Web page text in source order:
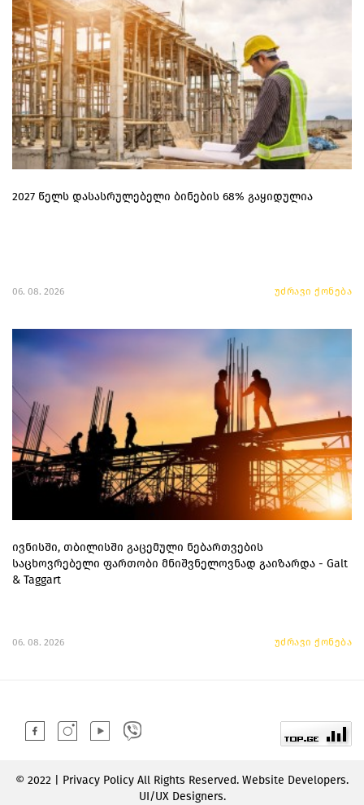
2027 წელს დასასრულებელი ბინების 68% გაყიდულია
06. 08. 2026 უძრავი ქონება
ივნისში, თბილისში გაცემული ნებართვების
საცხოვრებელი ფართობი მნიშვნელოვნად გაიზარდა - Galt
& Taggart
06. 08. 2026 უძრავი ქონება
© 2022 | Privacy Policy All Rights Reserved. Website Developers.
UI/UX Designers.